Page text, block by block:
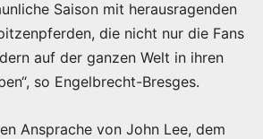
Saison mit herausragenden
die nicht nur die Fans
auf der ganzen Welt in ihren
so Engelbrecht-Bresges.
Ansprache von John Lee, dem